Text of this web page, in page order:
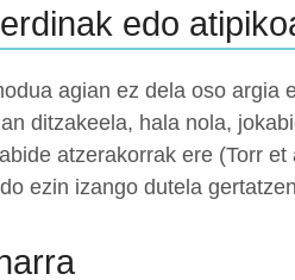
edo
agian ez dela oso argia
ditzakeela, hala nola,
atzerakorrak ere (Torr
ezin izango dutela